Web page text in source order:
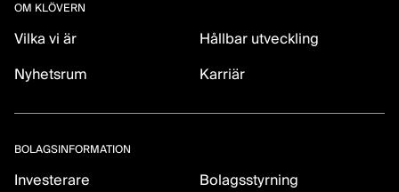
OM KLÖVERN
Vilka vi är
Hållbar utveckling
Nyhetsrum
Karriär
BOLAGSINFORMATION
Investerare
Bolagsstyrning